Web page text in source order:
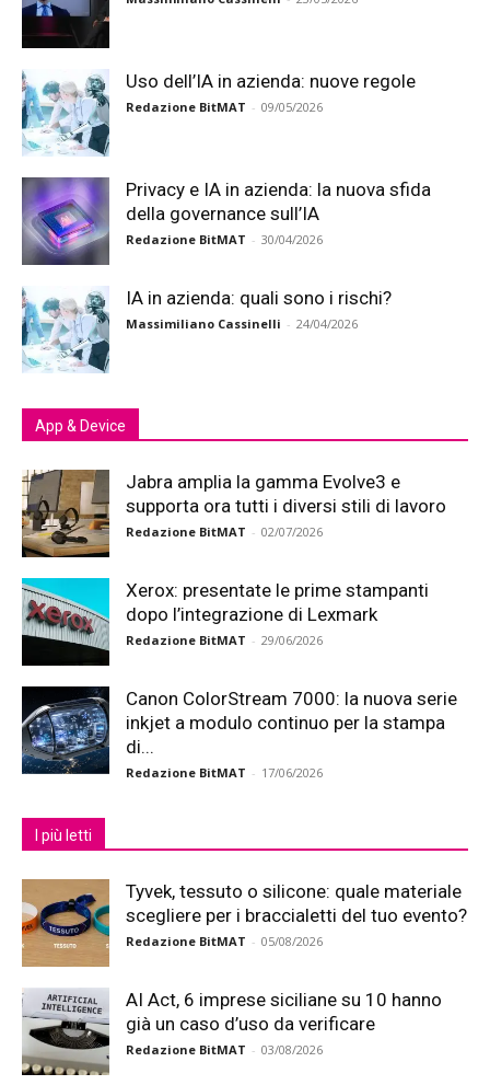
Uso dell’IA in azienda: nuove regole
Redazione BitMAT - 09/05/2026
Privacy e IA in azienda: la nuova sfida
della governance sull’IA
Redazione BitMAT - 30/04/2026
IA in azienda: quali sono i rischi?
Massimiliano Cassinelli - 24/04/2026
App & Device
Jabra amplia la gamma Evolve3 e
supporta ora tutti i diversi stili di lavoro
Redazione BitMAT - 02/07/2026
Xerox: presentate le prime stampanti
dopo l’integrazione di Lexmark
Redazione BitMAT - 29/06/2026
Canon ColorStream 7000: la nuova serie
inkjet a modulo continuo per la stampa
di...
Redazione BitMAT - 17/06/2026
I più letti
Tyvek, tessuto o silicone: quale materiale
scegliere per i braccialetti del tuo evento?
Redazione BitMAT - 05/08/2026
AI Act, 6 imprese siciliane su 10 hanno
già un caso d’uso da verificare
Redazione BitMAT - 03/08/2026